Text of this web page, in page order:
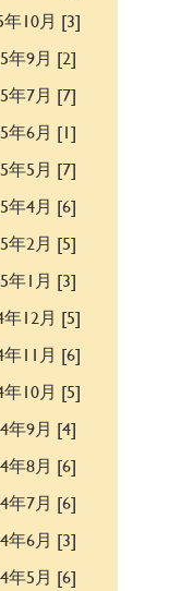
年10月 [3]
年9月 [2]
年7月 [7]
年6月 [1]
年5月 [7]
年4月 [6]
年2月 [5]
年1月 [3]
年12月 [5]
年11月 [6]
年10月 [5]
年9月 [4]
年8月 [6]
年7月 [6]
年6月 [3]
年5月 [6]